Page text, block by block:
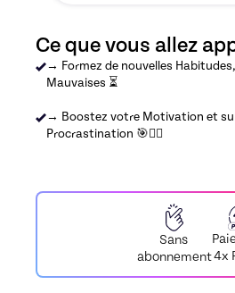
Ce que vous allez
→ Formez de nouvelles
Mauvaises ⏳
→ Boostez votre Motivation et
Procrastination 🎯❤️‍🔥
Sans
abonnement4x